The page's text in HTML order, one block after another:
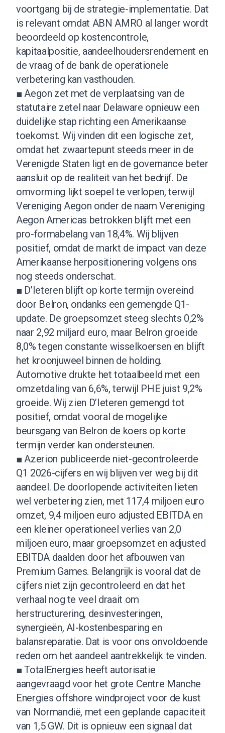
voortgang bij de strategie-implementatie. Dat
is relevant omdat ABN AMRO al langer wordt
beoordeeld op kostencontrole,
kapitaalpositie, aandeelhoudersrendement en
de vraag of de bank de operationele
verbetering kan vasthouden.
■ Aegon zet met de verplaatsing van de
statutaire zetel naar Delaware opnieuw een
duidelijke stap richting een Amerikaanse
toekomst. Wij vinden dit een logische zet,
omdat het zwaartepunt steeds meer in de
Verenigde Staten ligt en de governance beter
aansluit op de realiteit van het bedrijf. De
omvorming lijkt soepel te verlopen, terwijl
Vereniging Aegon onder de naam Vereniging
Aegon Americas betrokken blijft met een
pro-formabelang van 18,4%. Wij blijven
positief, omdat de markt de impact van deze
Amerikaanse herpositionering volgens ons
nog steeds onderschat.
■ D’Ieteren blijft op korte termijn overeind
door Belron, ondanks een gemengde Q1-
update. De groepsomzet steeg slechts 0,2%
naar 2,92 miljard euro, maar Belron groeide
8,0% tegen constante wisselkoersen en blijft
het kroonjuweel binnen de holding.
Automotive drukte het totaalbeeld met een
omzetdaling van 6,6%, terwijl PHE juist 9,2%
groeide. Wij zien D’Ieteren gemengd tot
positief, omdat vooral de mogelijke
beursgang van Belron de koers op korte
termijn verder kan ondersteunen.
■ Azerion publiceerde niet-gecontroleerde
Q1 2026-cijfers en wij blijven ver weg bij dit
aandeel. De doorlopende activiteiten lieten
wel verbetering zien, met 117,4 miljoen euro
omzet, 9,4 miljoen euro adjusted EBITDA en
een kleiner operationeel verlies van 2,0
miljoen euro, maar groepsomzet en adjusted
EBITDA daalden door het afbouwen van
Premium Games. Belangrijk is vooral dat de
cijfers niet zijn gecontroleerd en dat het
verhaal nog te veel draait om
herstructurering, desinvesteringen,
synergieën, AI-kostenbesparing en
balansreparatie. Dat is voor ons onvoldoende
reden om het aandeel aantrekkelijk te vinden.
■ TotalEnergies heeft autorisatie
aangevraagd voor het grote Centre Manche
Energies offshore windproject voor de kust
van Normandië, met een geplande capaciteit
van 1,5 GW. Dit is opnieuw een signaal dat